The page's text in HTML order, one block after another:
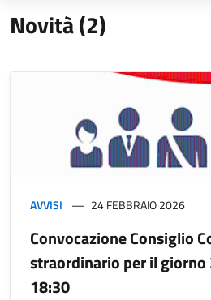
Novità (2)
AVVISI 24 FEBBRAIO 2026
Convocazione Consiglio
straordinario per il
18:30